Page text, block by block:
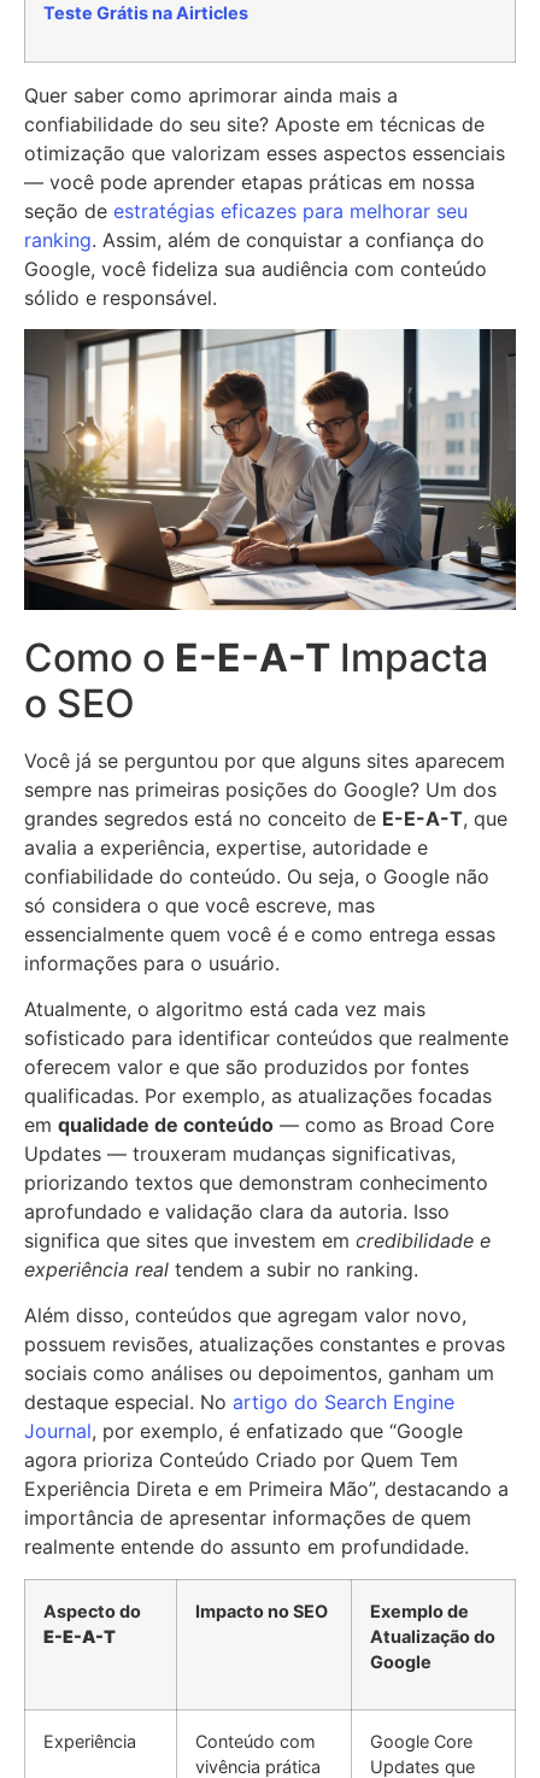
Teste Grátis na Airticles
Quer saber como aprimorar ainda mais a
confiabilidade do seu site? Aposte em técnicas de
otimização que valorizam esses aspectos essenciais
— você pode aprender etapas práticas em nossa
seção de estratégias eficazes para melhorar seu
ranking. Assim, além de conquistar a confiança do
Google, você fideliza sua audiência com conteúdo
sólido e responsável.
Como o E-E-A-T Impacta
o SEO
Você já se perguntou por que alguns sites aparecem
sempre nas primeiras posições do Google? Um dos
grandes segredos está no conceito de E-E-A-T, que
avalia a experiência, expertise, autoridade e
confiabilidade do conteúdo. Ou seja, o Google não
só considera o que você escreve, mas
essencialmente quem você é e como entrega essas
informações para o usuário.
Atualmente, o algoritmo está cada vez mais
sofisticado para identificar conteúdos que realmente
oferecem valor e que são produzidos por fontes
qualificadas. Por exemplo, as atualizações focadas
em qualidade de conteúdo — como as Broad Core
Updates — trouxeram mudanças significativas,
priorizando textos que demonstram conhecimento
aprofundado e validação clara da autoria. Isso
significa que sites que investem em credibilidade e
experiência real tendem a subir no ranking.
Além disso, conteúdos que agregam valor novo,
possuem revisões, atualizações constantes e provas
sociais como análises ou depoimentos, ganham um
destaque especial. No artigo do Search Engine
Journal, por exemplo, é enfatizado que “Google
agora prioriza Conteúdo Criado por Quem Tem
Experiência Direta e em Primeira Mão”, destacando a
importância de apresentar informações de quem
realmente entende do assunto em profundidade.
Aspecto do
E-E-A-T
Impacto no SEO
Exemplo de
Atualização do
Google
Experiência
Conteúdo com
vivência prática
Google Core
Updates que